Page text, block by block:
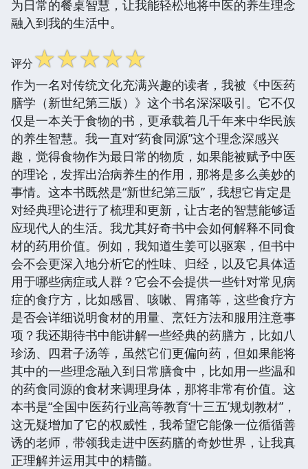
为日常的餐桌智慧，让我能轻松地将中医的养生理念
融入到我的生活中。
评分☆☆☆☆☆
作为一名对传统文化充满兴趣的读者，我被《中医药
膳学（新世纪第三版）》这个书名深深吸引。它不仅
仅是一本关于食物的书，更承载着几千年来中华民族
的养生智慧。我一直对“药食同源”这个理念深感兴
趣，觉得食物作为最日常的物质，如果能被赋予中医
的理论，发挥出治病养生的作用，那将是多么美妙的
事情。这本书既然是“新世纪第三版”，我想它肯定是
对经典理论进行了梳理和更新，让古老的智慧能够适
应现代人的生活。我尤其好奇书中会如何解释不同食
材的药用价值。例如，我知道生姜可以驱寒，但书中
会不会更深入地分析它的性味、归经，以及它具体适
用于哪些病症或人群？它会不会提供一些针对常见病
症的食疗方，比如感冒、咳嗽、胃痛等，这些食疗方
是否会详细说明食材的用量、烹饪方法和服用注意事
项？我还期待书中能讲解一些经典的药膳方，比如八
珍汤、四君子汤等，虽然它们更偏向药，但如果能将
其中的一些理念融入到日常膳食中，比如用一些温和
的药食同源的食材来调理身体，那将非常有价值。这
本书是“全国中医药行业高等教育‘十三五’规划教材”，
这无疑增加了它的权威性，我希望它能像一位循循善
诱的老师，带领我走进中医药膳的奇妙世界，让我真
正理解并运用其中的精髓。